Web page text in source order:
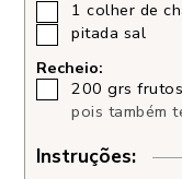
1 colher de
pitada sal
Recheio:
200 grs
pois também
Instruções: